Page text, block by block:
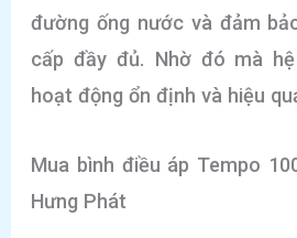
đường ống nước và đảm
cấp đầy đủ. Nhờ đó mà
hoạt động ổn định và hiệu
Mua bình điều áp Tempo
Hưng Phát